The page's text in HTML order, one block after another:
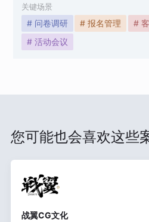
关键场景
# 问卷调研 # 报名管理 #
# 活动会议
您可能也会喜欢这些
战翼CG文化